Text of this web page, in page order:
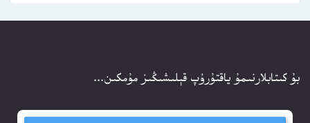
بۇ كىتابلارنىمۇ ياقتۇرۇپ قېلىشىڭىز مۇمكىن...